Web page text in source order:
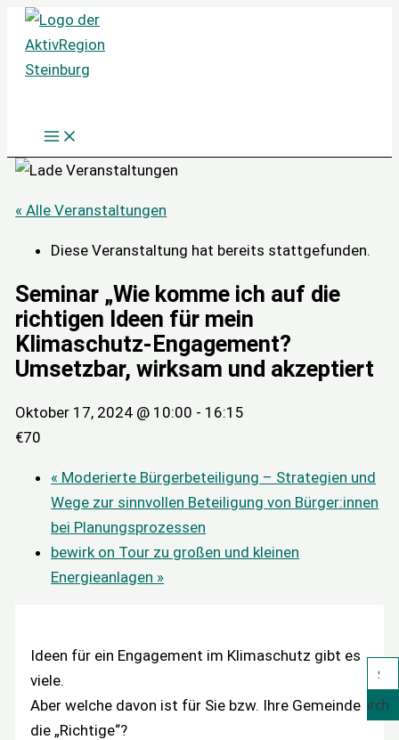
Zum
Inhalt
springen
Search
« Alle Veranstaltungen
Diese Veranstaltung hat bereits stattgefunden.
Seminar „Wie komme ich auf die
richtigen Ideen für mein
Klimaschutz-Engagement?
Umsetzbar, wirksam und akzeptiert
Oktober 17, 2024 @ 10:00 - 16:15
€70
« Moderierte Bürgerbeteiligung – Strategien und
Wege zur sinnvollen Beteiligung von Bürger:innen
bei Planungsprozessen
bewirk on Tour zu großen und kleinen
Energieanlagen »
Ideen für ein Engagement im Klimaschutz gibt es
viele.
Aber welche davon ist für Sie bzw. Ihre Gemeinde
die „Richtige“?